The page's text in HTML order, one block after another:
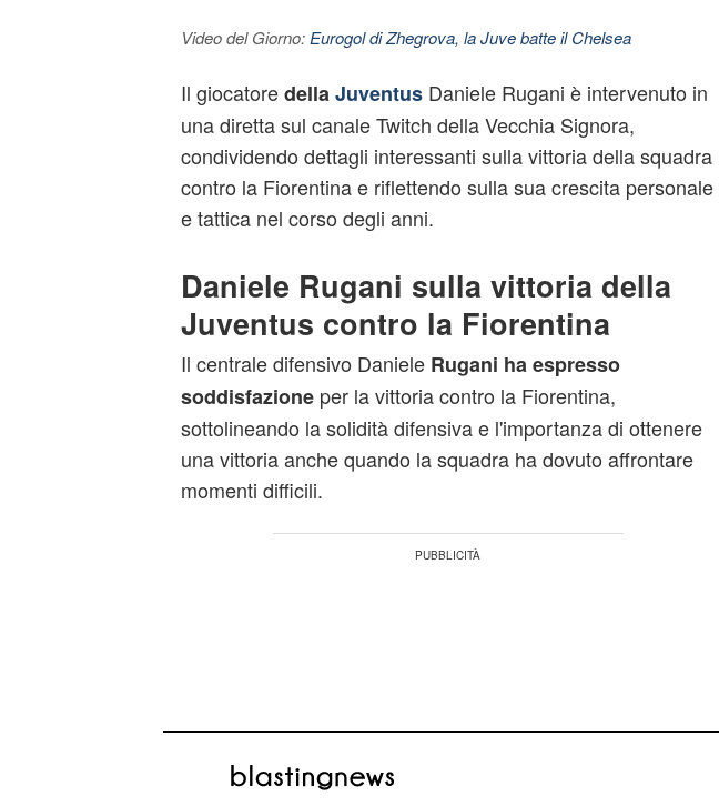
Video del Giorno: Eurogol di Zhegrova, la Juve batte il Chelsea
Il giocatoredellaJuventusDaniele Rugani è intervenuto in
una diretta sul canale Twitch della Vecchia Signora,
condividendo dettagli interessanti sulla vittoria della squadra
contro la Fiorentina e riflettendo sulla sua crescita personale
e tattica nel corso degli anni.
Daniele Rugani sulla vittoria della
Juventus contro la Fiorentina
Il centrale difensivo Daniele Rugani ha espresso
soddisfazioneper la vittoria contro la Fiorentina,
sottolineando la solidità difensiva e l'importanza di ottenere
una vittoria anche quando la squadra ha dovuto affrontare
momenti difficili.